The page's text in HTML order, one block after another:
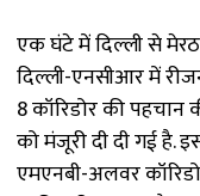
एक घंटे में दिल्ली से
दिल्ली-एनसीआर में
8 कॉरिडोर की
को मंजूरी दी दी गई है.
एमएनबी-अलवर